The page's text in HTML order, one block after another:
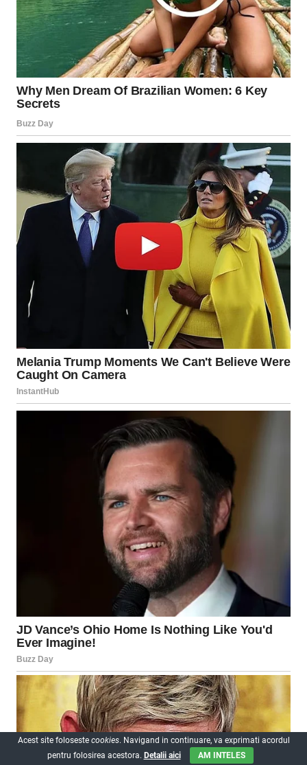
Acest site foloseste cookies. Navigand in continuare, va exprimati acordul
pentru folosirea acestora. Detalii aici AM INTELES